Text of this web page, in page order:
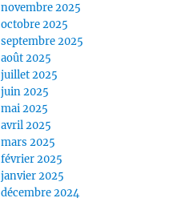
novembre 2025
octobre 2025
septembre 2025
août 2025
juillet 2025
juin 2025
mai 2025
avril 2025
mars 2025
février 2025
janvier 2025
décembre 2024